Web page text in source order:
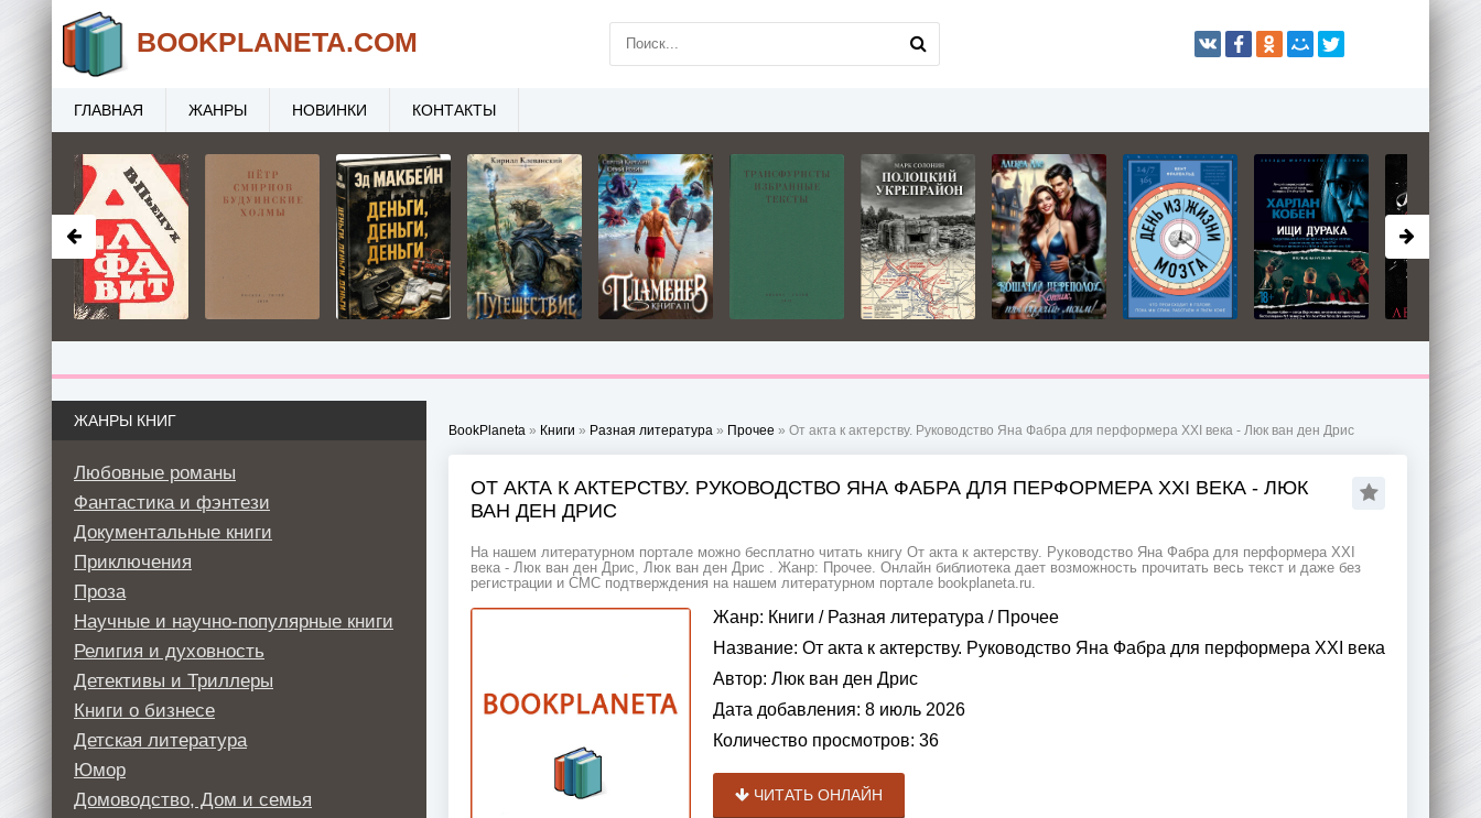
BookPlaneta » Книги » Разная литература » Прочее » От акта к актерству. Руководство Яна Фабра для перформера XXI века - Люк ван ден Дрис
ОТ АКТА К АКТЕРСТВУ. РУКОВОДСТВО ЯНА ФАБРА ДЛЯ ПЕРФОРМЕРА XXI ВЕКА - ЛЮК
ВАН ДЕН ДРИС
На нашем литературном портале можно бесплатно читать книгу От акта к актерству. Руководство Яна Фабра для перформера XXI
века - Люк ван ден Дрис, Люк ван ден Дрис . Жанр: Прочее. Онлайн библиотека дает возможность прочитать весь текст и даже без
регистрации и СМС подтверждения на нашем литературном портале bookplaneta.ru.
Жанр: Книги / Разная литература / Прочее
Название: От акта к актерству. Руководство Яна Фабра для перформера XXI века
Автор: Люк ван ден Дрис
Дата добавления: 8 июль 2026
Количество просмотров: 36
ЧИТАТЬ ОНЛАЙН
ЖАНРЫ КНИГ
Любовные романы
Фантастика и фэнтези
Документальные книги
Приключения
Проза
Научные и научно-популярные книги
Религия и духовность
Детективы и Триллеры
Книги о бизнесе
Детская литература
Юмор
Домоводство, Дом и семья
BOOKPLANETA.COM
ГЛАВНАЯ ЖАНРЫ НОВИНКИ КОНТАКТЫ